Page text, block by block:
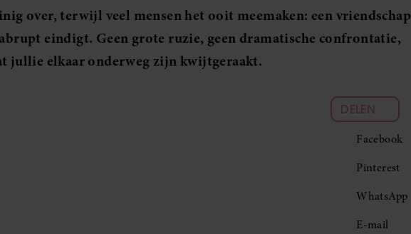
over, terwijl veel mensen het ooit meemaken: een vriendschap
eindigt. Geen grote ruzie, geen dramatische confrontatie,
jullie elkaar onderweg zijn kwijtgeraakt.
DELEN
Facebook
Pinterest
WhatsApp
E-mail